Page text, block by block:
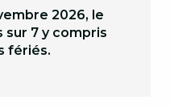
2026, le
sur 7 y compris
fériés.